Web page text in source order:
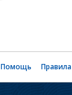
Помощь Правила